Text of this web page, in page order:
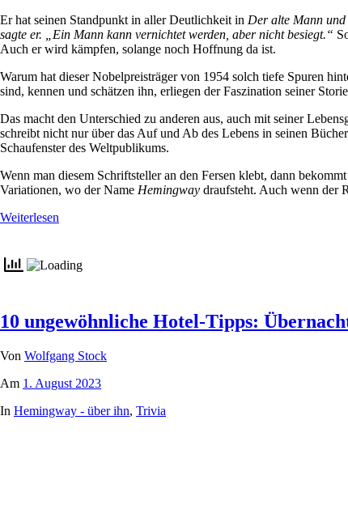
Er hat seinen Standpunkt in aller Deutlichkeit in Der alte Mann und
sagte er. „Ein Mann kann vernichtet werden, aber nicht besiegt.“
Auch er wird kämpfen, solange noch Hoffnung da ist.
Warum hat dieser Nobelpreisträger von 1954 solch tiefe Spuren
sind, kennen und schätzen ihn, erliegen der Faszination seiner
Das macht den Unterschied zu anderen aus, auch mit seiner
schreibt nicht nur über das Auf und Ab des Lebens in seinen
Schaufenster des Weltpublikums.
Wenn man diesem Schriftsteller an den Fersen klebt, dann
Variationen, wo der Name Hemingway draufsteht. Auch wenn der
Weiterlesen
10 ungewöhnliche Hotel-Tipps:
Von Wolfgang Stock
Am 1. August 2023
In Hemingway - über ihn, Trivia